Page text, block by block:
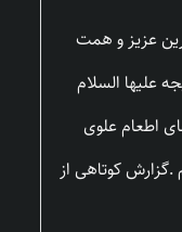
عزیز و همت
علیها السلام
اطعام علوی
.گزارش کوتاهی از